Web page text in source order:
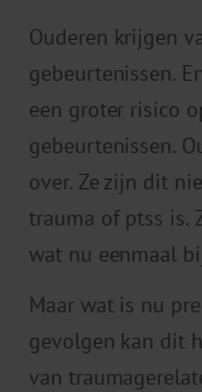
Ouderen krijgen
gebeurtenissen.
een groter risico
gebeurtenissen.
over. Ze zijn dit
trauma of ptss is.
wat nu eenmaal
Maar wat is nu
gevolgen kan dit
van